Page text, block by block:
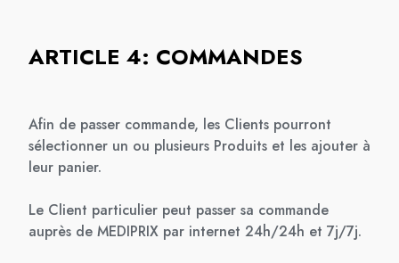
ARTICLE 4: COMMANDES
Afin de passer commande, les Clients pourront
sélectionner un ou plusieurs Produits et les ajouter à
leur panier.
Le Client particulier peut passer sa commande
auprès de MEDIPRIX par internet 24h/24h et 7j/7j.